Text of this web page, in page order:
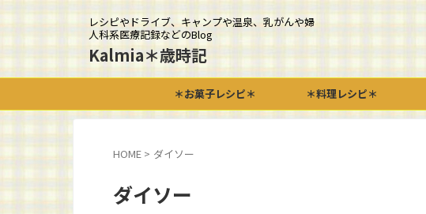
レシピやドライブ、キャンプや温泉、乳がんや婦
人科系医療記録などのBlog
Kalmia＊歳時記
＊お菓子レシピ＊ ＊料理レシピ＊
HOME > ダイソー
ダイソー